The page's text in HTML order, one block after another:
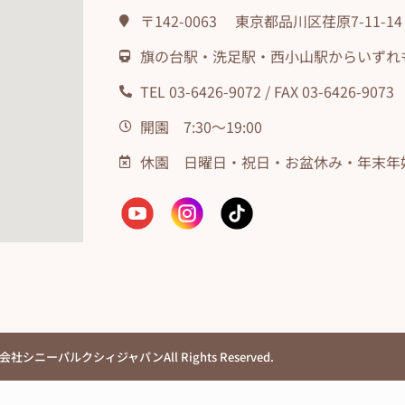
〒142-0063 東京都品川区荏原7-11-14
旗の台駅・洗足駅・西小山駅からいず
TEL 03-6426-9072 / FAX 03-6426-9073
開園 7:30〜19:00
休園 日曜日・祝日・お盆休み・年末年
社シニーパルクシィジャパンAll Rights Reserved.